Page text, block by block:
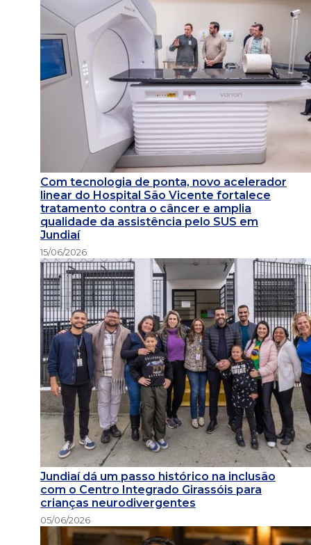
Com tecnologia de ponta, novo acelerador
linear do Hospital São Vicente fortalece
tratamento contra o câncer e amplia
qualidade da assistência pelo SUS em
Jundiaí
15/06/2026
Jundiaí dá um passo histórico na inclusão
com o Centro Integrado Girassóis para
crianças neurodivergentes
05/06/2026